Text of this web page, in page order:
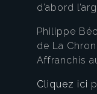
d’abord
Philippe
de La
Affranchis
Cliquez ici